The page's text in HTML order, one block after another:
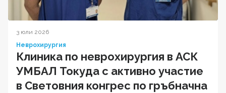
3 юли 2026
Неврохирургия
Клиника по неврохирургия в АСК
УМБАЛ Токуда с активно участие
в Световния конгрес по гръбначна